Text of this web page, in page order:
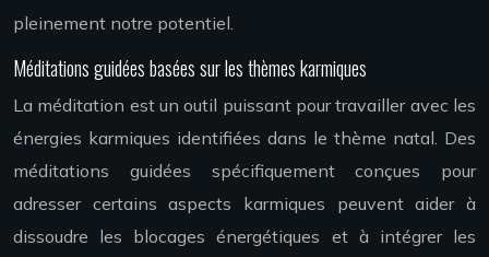
pleinement notre potentiel.
Méditations guidées basées sur les thèmes karmiques
La méditation est un outil puissant pour travailler avec les
énergies karmiques identifiées dans le thème natal. Des
méditations guidées spécifiquement conçues pour
adresser certains aspects karmiques peuvent aider à
dissoudre les blocages énergétiques et à intégrer les